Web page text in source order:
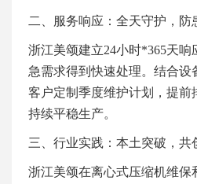
二、 服务响应：全天守护，防
浙江美颂建立24小时*365天响
急需求得到快速处理。结合设
客户定制季度维护计划，提前
持续平稳生产。
三、 行业实践：本土突破，共
浙江美颂在离心式压缩机维保